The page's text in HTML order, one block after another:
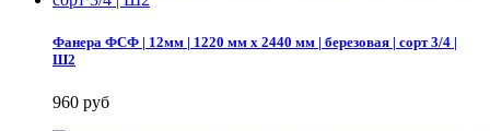
Фанера ФСФ | 12мм | 1220 мм х 2440 мм | березовая | сорт 3/4 |
Ш2
960 руб